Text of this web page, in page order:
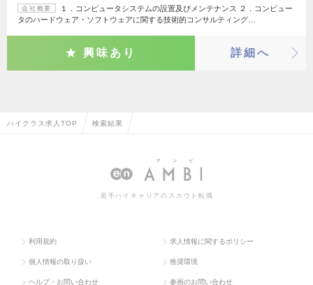
会社概要
１．コンピュータシステムの設置及びメンテナンス ２．コンピュー
タのハードウェア・ソフトウェアに関する技術的コンサルティング…
興味あり 詳細へ
ハイクラス求人TOP 検索結果
若手ハイキャリアのスカウト転職
利用規約 求人情報に関するポリシー
個人情報の取り扱い 推奨環境
ヘルプ・お問い合わせ 参画のお問い合わせ